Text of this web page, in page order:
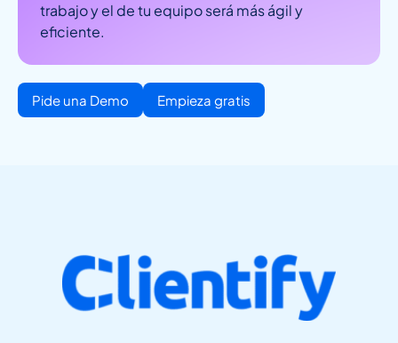
trabajo y el de tu equipo será más ágil y
eficiente.
Pide una Demo Empieza gratis